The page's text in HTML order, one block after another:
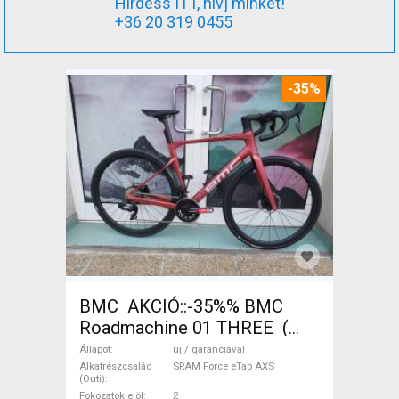
+36 20 319 0455
-35%
BMC AKCIÓ::-35%% BMC
Roadmachine 01 THREE (
54) Országúti SRAM Force
eTap AXS tárcsafék új /
garanciával ELADÓ
Állapot
új / garanciával
Alkatrészcsalád
(Outi)
SRAM Force eTap AXS
Fokozatok elöl 2